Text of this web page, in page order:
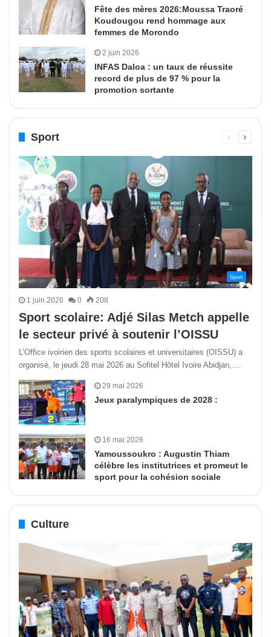
Fête des mères 2026:Moussa Traoré
Koudougou rend hommage aux
femmes de Morondo
2 juin 2026
INFAS Daloa : un taux de réussite
record de plus de 97 % pour la
promotion sortante
Sport
PagePage
Sport
1 juin 2026 0 208
Sport scolaire: Adjé Silas Metch appelle
le secteur privé à soutenir l’OISSU
L’Office ivoirien des sports scolaires et universitaires (OISSU) a
organisé, le jeudi 28 mai 2026 au Sofitel Hôtel Ivoire Abidjan,…
29 mai 2026
Jeux paralympiques de 2028 :
16 mai 2026
Yamoussoukro : Augustin Thiam
célèbre les institutrices et promeut le
sport pour la cohésion sociale
Culture